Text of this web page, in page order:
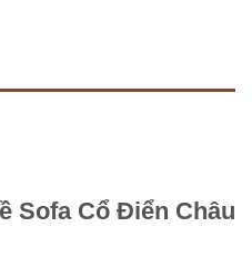
Sofa Cổ Điển Châu